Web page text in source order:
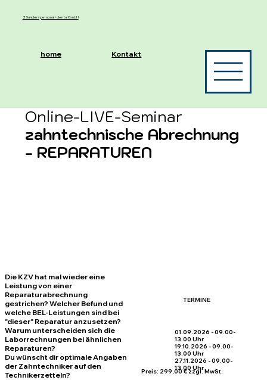
2Sanders personal+dental GmbH
Kontakt
home
Die KZV hat mal wieder eine
Leistung von einer
Reparaturabrechnung
gestrichen? Welcher Befund und
welche BEL-Leistungen sind bei
"dieser" Reparatur anzusetzen?
Warum unterscheiden sich die
Laborrechnungen bei ähnlichen
Reparaturen?
Du wünscht dir optimale Angaben
der Zahntechniker auf den
Technikerzetteln?
TERMINE
01.09.2026 - 09.00-
13.00 Uhr
19.10.2026 - 09.00-
13.00 Uhr
27.11.2026 - 09.00-
13.00 Uhr
Preis: 299,00 € zzgl. MwSt.
Online-LIVE-Seminar
zahntechnische Abrechnung
- REPARATUREN